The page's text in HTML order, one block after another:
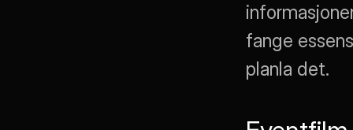
fange
planla det.